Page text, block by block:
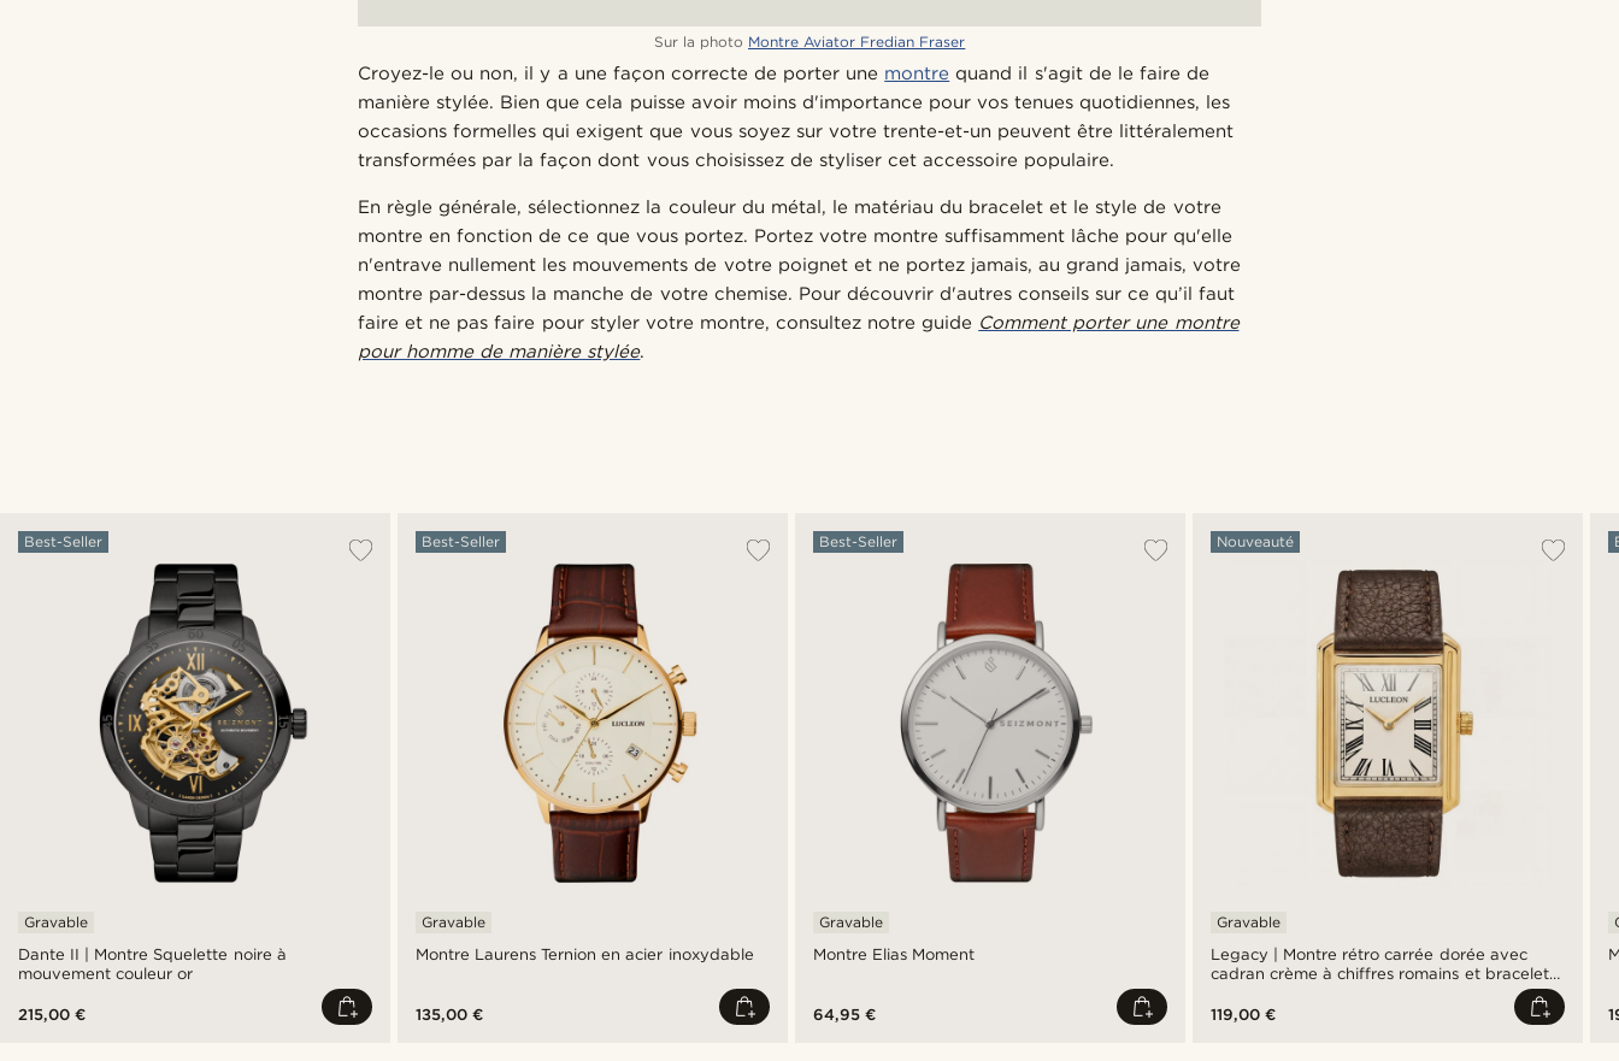
Sur la photo Montre Aviator Fredian Fraser
Croyez-le ou non, il y a une façon correcte de porter une montre quand il s'agit de le faire de
manière stylée. Bien que cela puisse avoir moins d'importance pour vos tenues quotidiennes, les
occasions formelles qui exigent que vous soyez sur votre trente-et-un peuvent être littéralement
transformées par la façon dont vous choisissez de styliser cet accessoire populaire.
En règle générale, sélectionnez la couleur du métal, le matériau du bracelet et le style de votre
montre en fonction de ce que vous portez. Portez votre montre suffisamment lâche pour qu'elle
n'entrave nullement les mouvements de votre poignet et ne portez jamais, au grand jamais, votre
montre par-dessus la manche de votre chemise. Pour découvrir d'autres conseils sur ce qu’il faut
faire et ne pas faire pour styler votre montre, consultez notre guide Comment porter une montre
pour homme de manière stylée.
Dante II | Montre Squelette noire à
mouvement couleur or
Best-Seller
Gravable
215,00 €
Montre Laurens Ternion en acier inoxydable
Best-Seller
Gravable
135,00 €
Montre Elias Moment
Best-Seller
Gravable
64,95 €
Legacy | Montre rétro carrée dorée avec
cadran crème à chiffres romains et bracelet
Nouveauté
Gravable
119,00 €